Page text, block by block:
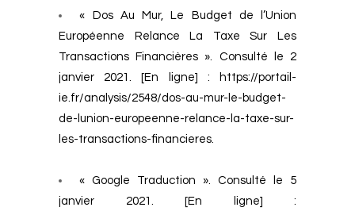
« Dos Au Mur, Le Budget de l’Union
Européenne Relance La Taxe Sur Les
Transactions Financières ». Consulté le 2
janvier 2021. [En ligne] :
https://portail-
ie.fr/analysis/2548/dos-au-mur-le-budget-
de-lunion-europeenne-relance-la-taxe-sur-
les-transactions-financieres.
« Google Traduction ». Consulté le 5
janvier 2021. [En ligne] :